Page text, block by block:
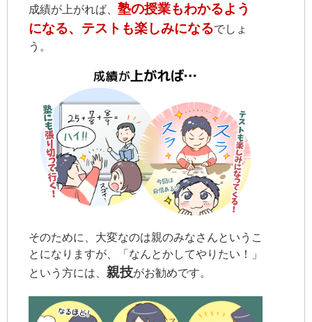
成績が上がれば、 塾の授業もわかるよう
になる、テストも楽しみになるでしょ
う。
そのために、大変なのは親のみなさんというこ
とになりますが、「なんとかしてやりたい！」
という方には、 親技がお勧めです。